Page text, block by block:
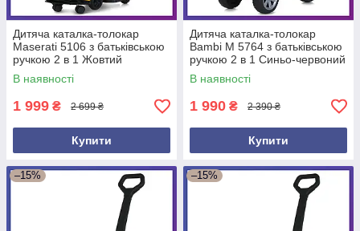
Дитяча каталка-толокар
Maserati 5106 з батьківською
ручкою 2 в 1 Жовтий
В наявності
1 999 ₴ 2 699 ₴
Купити
Дитяча каталка-толокар
Bambi M 5764 з батьківською
ручкою 2 в 1 Синьо-червоний
В наявності
1 990 ₴ 2 390 ₴
Купити
–15% –15%